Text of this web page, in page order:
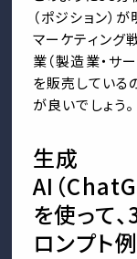
（ポジション）
マーケティング
業（製造業・サ
を販売している
が良いでしょう。
生成
AI（
を使って
ロンプト例